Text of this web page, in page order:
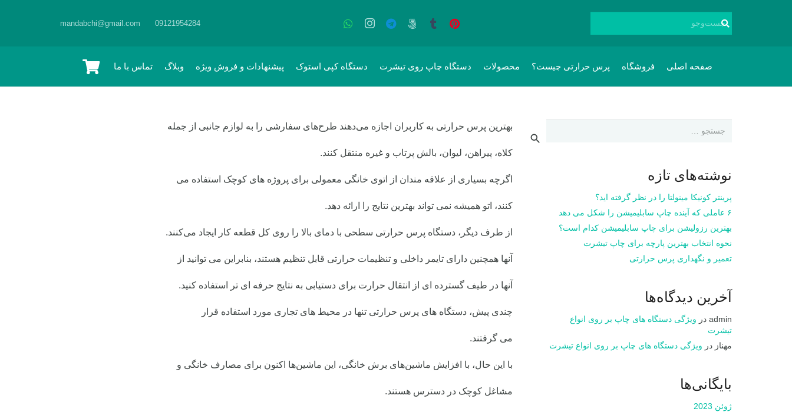
09121954284
mandabchi@gmail.com
صفحه اصلی فروشگاه پرس حرارتی چیست؟ محصولات دستگاه چاپ روی تیشرت دستگاه کپی استوک پیشنهادات و فروش ویژه وبلاگ تماس با ما
بهترین پرس حرارتی به کاربران اجازه می‌دهند طرح‌های سفارشی را به لوازم جانبی از جمله
کلاه، پیراهن، لیوان، بالش پرتاب و غیره منتقل کنند.
اگرچه بسیاری از علاقه مندان از اتوی خانگی معمولی برای پروژه های کوچک استفاده می
کنند، اتو همیشه نمی تواند بهترین نتایج را ارائه دهد.
از طرف دیگر، دستگاه پرس حرارتی سطحی با دمای بالا را روی کل قطعه کار ایجاد می‌کنند.
آنها همچنین دارای تایمر داخلی و تنظیمات حرارتی قابل تنظیم هستند، بنابراین می توانید از
آنها در طیف گسترده ای از انتقال حرارت برای دستیابی به نتایج حرفه ای تر استفاده کنید.
چندی پیش، دستگاه های پرس حرارتی تنها در محیط های تجاری مورد استفاده قرار
می گرفتند.
با این حال، با افزایش ماشین‌های برش خانگی، این ماشین‌ها اکنون برای مصارف خانگی و
مشاغل کوچک در دسترس هستند.
نوشته‌های تازه
پرینتر کونیکا مینولتا را در نظر گرفته اید؟
۶ عاملی که آینده چاپ سابلیمیشن را شکل می دهد
بهترین رزولیشن برای چاپ سابلیمیشن کدام است؟
نحوه انتخاب بهترین پارچه برای چاپ تیشرت
تعمیر و نگهداری پرس حرارتی
آخرین دیدگاه‌ها
admin در ویژگی دستگاه های چاپ بر روی انواع
تیشرت
مهناز در ویژگی دستگاه های چاپ بر روی انواع تیشرت
بایگانی‌ها
ژوئن 2023